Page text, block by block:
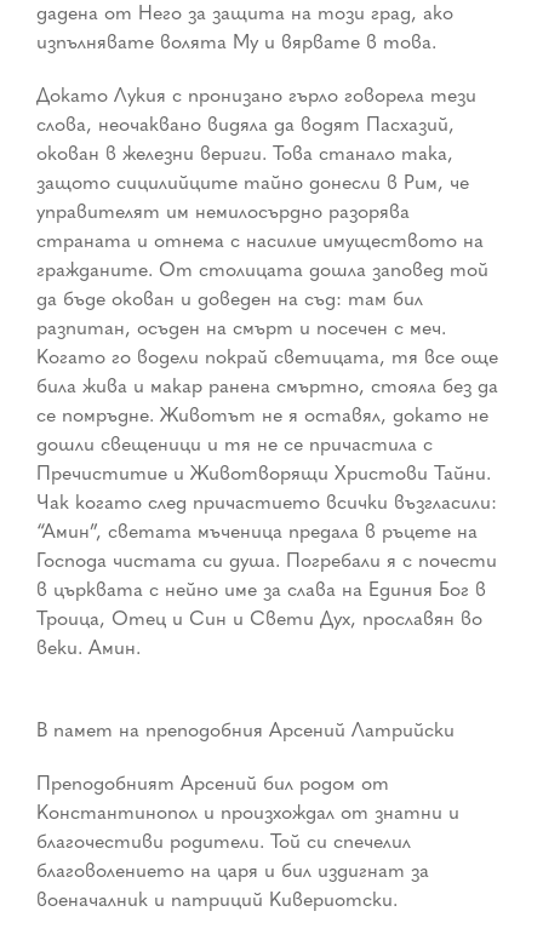
дадена от Него за защита на този град, ако
изпълнявате волята Му и вярвате в това.
Докато Лукия с пронизано гърло говорела тези
слова, неочаквано видяла да водят Пасхазий,
окован в железни вериги. Това станало така,
защото сицилийците тайно донесли в Рим, че
управителят им немилосърдно разорява
страната и отнема с насилие имуществото на
гражданите. От столицата дошла заповед той
да бъде окован и доведен на съд: там бил
разпитан, осъден на смърт и посечен с меч.
Когато го водели покрай светицата, тя все още
била жива и макар ранена смъртно, стояла без да
се помръдне. Животът не я оставял, докато не
дошли свещеници и тя не се причастила с
Пречиститие и Животворящи Христови Тайни.
Чак когато след причастието всички възгласили:
“Амин”, светата мъченица предала в ръцете на
Господа чистата си душа. Погребали я с почести
в църквата с нейно име за слава на Единия Бог в
Троица, Отец и Син и Свети Дух, прославян во
веки. Амин.
В памет на преподобния Арсений Латрийски
Преподобният Арсений бил родом от
Константинопол и произхождал от знатни и
благочестиви родители. Той си спечелил
благоволението на царя и бил издигнат за
военачалник и патриций Кивериотски.